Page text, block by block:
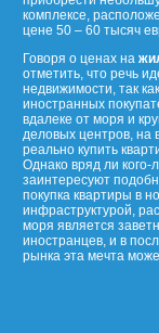
комплексе,
цене 50 – 60 тысяч
Говоря о ценах на
отметить, что речь
недвижимости, так
иностранных
вдалеке от моря и
деловых центров, на
реально купить
Однако вряд ли кого-
заинтересуют
покупка квартиры в
инфраструктурой,
моря является
иностранцев, и в
рынка эта мечта